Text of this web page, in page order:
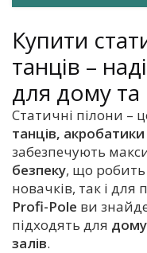
Купити
танців –
для дому та
Статичні пілони –
танців,
забезпечують
безпеку, що
новачків, так і
Profi-Pole ви
підходять для
залів.